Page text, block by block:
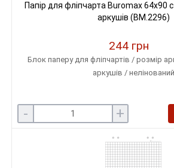
Папір для фліпчарта Buromax 64х90
аркушів (BM.2296)
244 грн
Блок паперу для фліпчартів / розмір
аркушів / нелінований
- +